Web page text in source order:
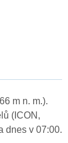
m n. m.).
(ICON,
dnes v 07:00.